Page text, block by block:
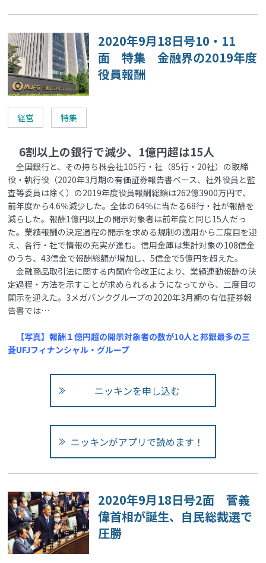
2020年9月18日号10・11
面 特集 金融界の2019年度
役員報酬
経営 特集
6割以上の銀行で減少、1億円超は15人
全国銀行と、その持ち株会社105行・社（85行・20社）の取締
役・執行役（2020年3月期の有価証券報告書ベース、社外役員と監
査等委員は除く）の2019年度役員報酬総額は262億3900万円で、
前年度から4.6％減少した。全体の64％に当たる68行・社が報酬を
減らした。報酬1億円以上の開示対象者は前年度と同じ15人だっ
た。業績報酬の決定過程の開示を求める規制の適用から二度目を迎
え、各行・社で情報の充実が進む。信用金庫は集計対象の108信金
のうち、43信金で報酬総額が増加し、5信金で5億円を超えた。
金融商品取引法に関する内閣府令改正により、業績連動報酬の決
定過程・方法を示すことが求められるようになってから、二度目の
開示を迎えた。3メガバンクグループの2020年3月期の有価証券報
告書では…
【写真】報酬１億円超の開示対象者の数が10人と邦銀最多の三
菱UFJフィナンシャル・グループ
ニッキンを申し込む
ニッキンがアプリで読めます！
2020年9月18日号2面 菅義
偉首相が誕生、自民総裁選で
圧勝